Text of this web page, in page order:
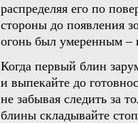
распределяя его по
стороны до появления
огонь был умеренным –
Когда первый блин
и выпекайте до
не забывая следить за
блины складывайте